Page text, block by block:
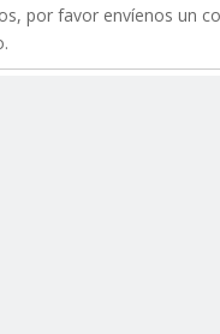
por favor envíenos un